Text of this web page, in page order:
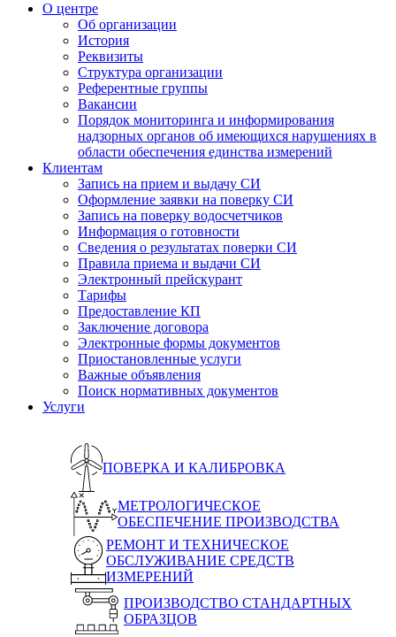
О центре
Об организации
История
Реквизиты
Структура организации
Референтные группы
Вакансии
Порядок мониторинга и информирования
надзорных органов об имеющихся нарушениях в
области обеспечения единства измерений
Клиентам
Запись на прием и выдачу СИ
Оформление заявки на поверку СИ
Запись на поверку водосчетчиков
Информация о готовности
Сведения о результатах поверки СИ
Правила приема и выдачи СИ
Электронный прейскурант
Тарифы
Предоставление КП
Заключение договора
Электронные формы документов
Приостановленные услуги
Важные объявления
Поиск нормативных документов
Услуги
ПОВЕРКА И КАЛИБРОВКА
МЕТРОЛОГИЧЕСКОЕ
ОБЕСПЕЧЕНИЕ ПРОИЗВОДСТВА
РЕМОНТ И ТЕХНИЧЕСКОЕ
ОБСЛУЖИВАНИЕ СРЕДСТВ
ИЗМЕРЕНИЙ
ПРОИЗВОДСТВО СТАНДАРТНЫХ
ОБРАЗЦОВ